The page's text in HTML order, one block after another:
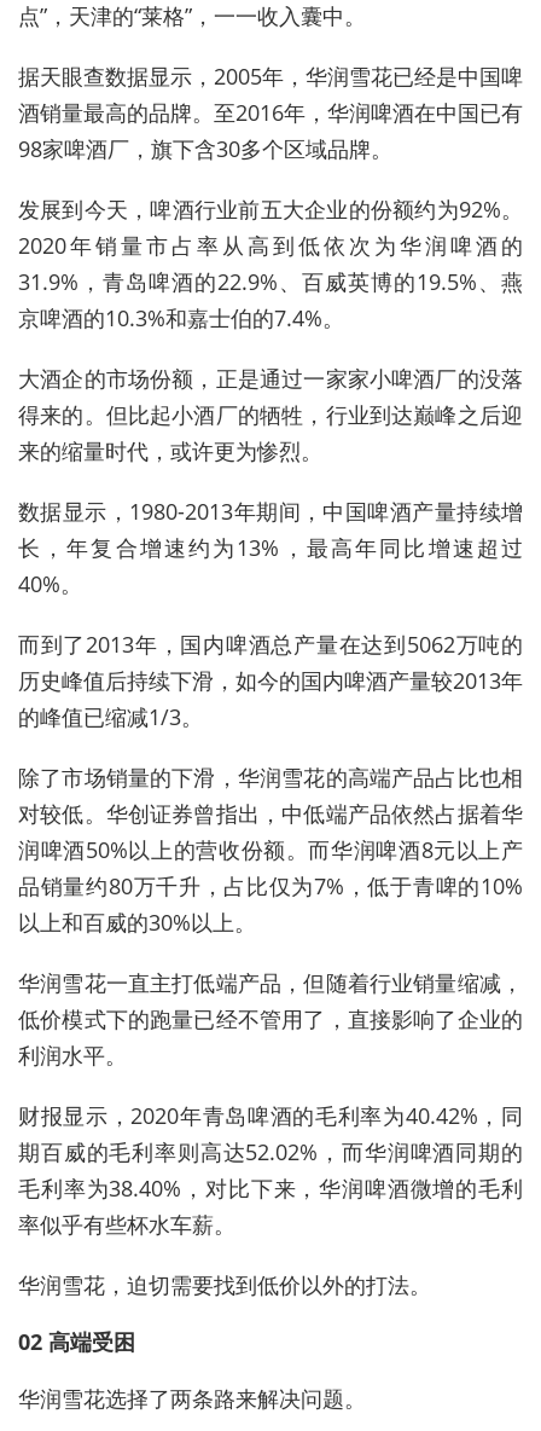
点”，天津的“莱格”，一一收入囊中。
据天眼查数据显示，2005年，华润雪花已经是中国啤
酒销量最高的品牌。至2016年，华润啤酒在中国已有
98家啤酒厂，旗下含30多个区域品牌。
发展到今天，啤酒行业前五大企业的份额约为92%。
2020年销量市占率从高到低依次为华润啤酒的
31.9%，青岛啤酒的22.9%、百威英博的19.5%、燕
京啤酒的10.3%和嘉士伯的7.4%。
大酒企的市场份额，正是通过一家家小啤酒厂的没落
得来的。但比起小酒厂的牺牲，行业到达巅峰之后迎
来的缩量时代，或许更为惨烈。
数据显示，1980-2013年期间，中国啤酒产量持续增
长，年复合增速约为13%，最高年同比增速超过
40%。
而到了2013年，国内啤酒总产量在达到5062万吨的
历史峰值后持续下滑，如今的国内啤酒产量较2013年
的峰值已缩减1/3。
除了市场销量的下滑，华润雪花的高端产品占比也相
对较低。华创证券曾指出，中低端产品依然占据着华
润啤酒50%以上的营收份额。而华润啤酒8元以上产
品销量约80万千升，占比仅为7%，低于青啤的10%
以上和百威的30%以上。
华润雪花一直主打低端产品，但随着行业销量缩减，
低价模式下的跑量已经不管用了，直接影响了企业的
利润水平。
财报显示，2020年青岛啤酒的毛利率为40.42%，同
期百威的毛利率则高达52.02%，而华润啤酒同期的
毛利率为38.40%，对比下来，华润啤酒微增的毛利
率似乎有些杯水车薪。
华润雪花，迫切需要找到低价以外的打法。
02 高端受困
华润雪花选择了两条路来解决问题。